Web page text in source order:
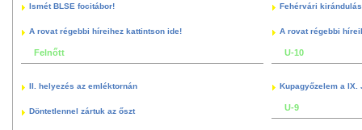
Ismét BLSE focitábor!
A rovat régebbi híreihez kattintson ide!
Felnőtt
II. helyezés az emléktornán
Döntetlennel zártuk az őszt
Fehérvári kirándulás
A rovat régebbi
U-10
Kupagyőzelem a
U-9